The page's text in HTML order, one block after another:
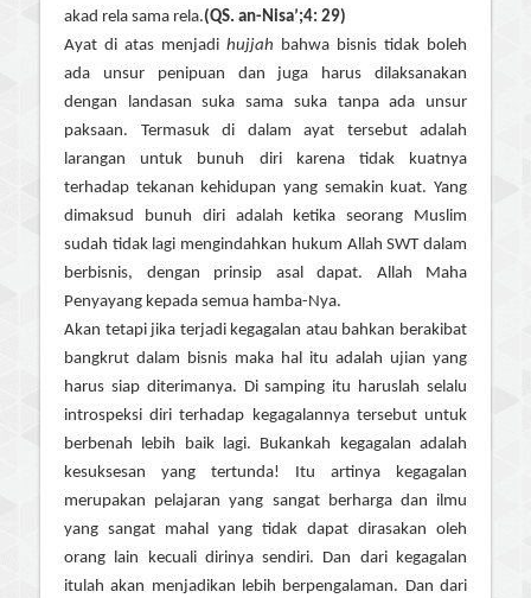
akad rela sama rela.(QS. an-Nisa’;4: 29)
Ayat di atas menjadi hujjah bahwa bisnis tidak boleh
ada unsur penipuan dan juga harus dilaksanakan
dengan landasan suka sama suka tanpa ada unsur
paksaan. Termasuk di dalam ayat tersebut adalah
larangan untuk bunuh diri karena tidak kuatnya
terhadap tekanan kehidupan yang semakin kuat. Yang
dimaksud bunuh diri adalah ketika seorang Muslim
sudah tidak lagi mengindahkan hukum Allah SWT dalam
berbisnis, dengan prinsip asal dapat. Allah Maha
Penyayang kepada semua hamba-Nya.
Akan tetapi jika terjadi kegagalan atau bahkan berakibat
bangkrut dalam bisnis maka hal itu adalah ujian yang
harus siap diterimanya. Di samping itu haruslah selalu
introspeksi diri terhadap kegagalannya tersebut untuk
berbenah lebih baik lagi. Bukankah kegagalan adalah
kesuksesan yang tertunda! Itu artinya kegagalan
merupakan pelajaran yang sangat berharga dan ilmu
yang sangat mahal yang tidak dapat dirasakan oleh
orang lain kecuali dirinya sendiri. Dan dari kegagalan
itulah akan menjadikan lebih berpengalaman. Dan dari